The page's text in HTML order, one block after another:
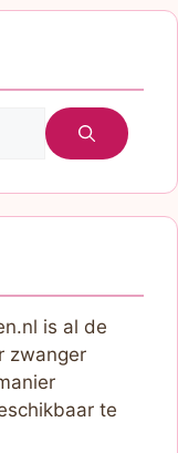
is al de
zwanger
te